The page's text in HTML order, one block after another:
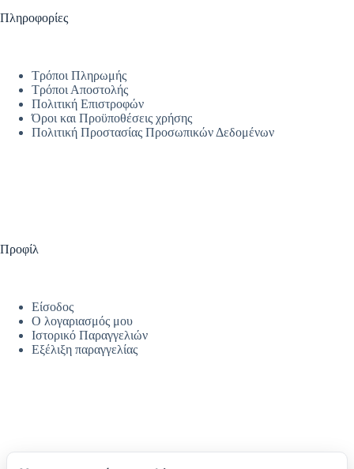
Πληροφορίες
Τρόποι Πληρωμής
Τρόποι Αποστολής
Πολιτική Επιστροφών
Όροι και Προϋποθέσεις χρήσης
Πολιτική Προστασίας Προσωπικών Δεδομένων
Προφίλ
Είσοδος
Ο λογαριασμός μου
Ιστορικό Παραγγελιών
Εξέλιξη παραγγελίας